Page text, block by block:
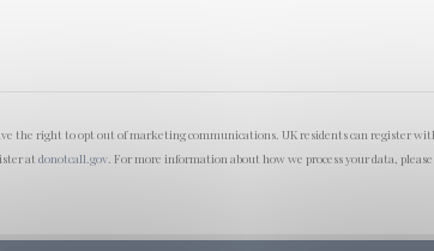
the right to opt out of marketing communications. UK residents can register
at donotcall.gov. For more information about how we process your data, please